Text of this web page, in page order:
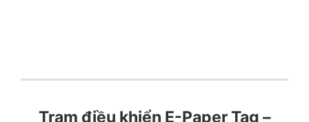
Trạm điều khiển E-Paper Tag –